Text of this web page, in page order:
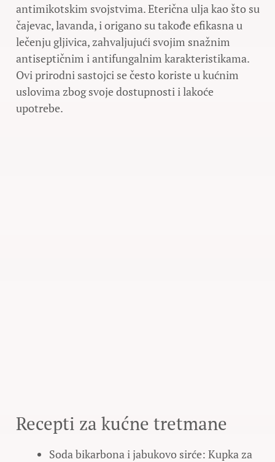
antimikotskim svojstvima. Eterična ulja kao što su
čajevac, lavanda, i origano su takođe efikasna u
lečenju gljivica, zahvaljujući svojim snažnim
antiseptičnim i antifungalnim karakteristikama.
Ovi prirodni sastojci se često koriste u kućnim
uslovima zbog svoje dostupnosti i lakoće
upotrebe.
Recepti za kućne tretmane
Soda bikarbona i jabukovo sirće: Kupka za